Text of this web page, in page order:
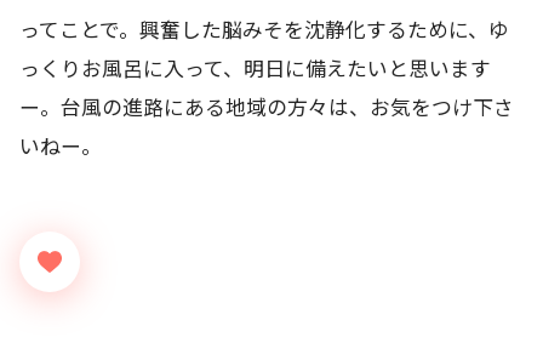
ってことで。興奮した脳みそを沈静化するために、ゆ
っくりお風呂に入って、明日に備えたいと思います
ー。台風の進路にある地域の方々は、お気をつけ下さ
いねー。